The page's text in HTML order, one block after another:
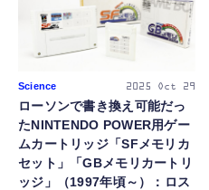
Science 2025 Oct 29
ローソンで書き換え可能だっ
たNINTENDO POWER用ゲー
ムカートリッジ「SFメモリカ
セット」「GBメモリカートリ
ッジ」（1997年頃～）：ロス